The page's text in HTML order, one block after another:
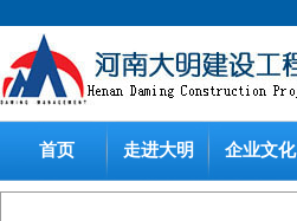
首页 走进大明 企业文化